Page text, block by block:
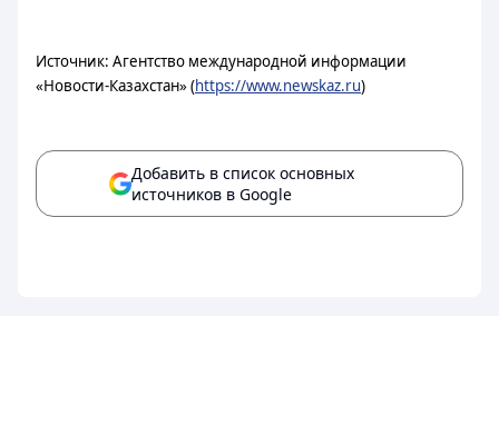
Источник: Агентство международной информации
«Новости-Казахстан» (https://www.newskaz.ru)
Добавить в список основных
источников в Google